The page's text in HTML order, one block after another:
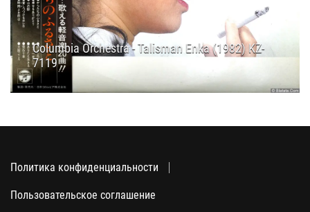
Columbia Orchestra - Talisman Enka (1982) KZ-
7119
25.12.2025 21:15
Политика конфиденциальности
Пользовательское соглашение